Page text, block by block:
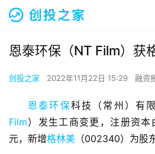
恩泰环保（NT Film）获
创投之家 2022年11月22日 15:29 融资
恩泰环保科技（常州）有
Film）发生工商变更，注册资本
元，新增格林美 （002340）为股东